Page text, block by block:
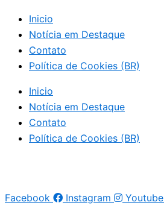
Inicio
Notícia em Destaque
Contato
Política de Cookies (BR)
Inicio
Notícia em Destaque
Contato
Política de Cookies (BR)
Facebook Instagram Youtube